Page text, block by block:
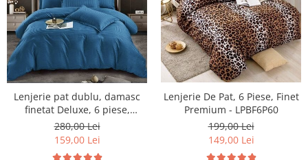
Lenjerie pat dublu, damasc
finetat Deluxe, 6 piese,
cearceaf pat cu elastic,
Albastru
280,00 Lei
159,00 Lei
Lenjerie De Pat, 6 Piese, Finet
Premium - LPBF6P60
199,00 Lei
149,00 Lei